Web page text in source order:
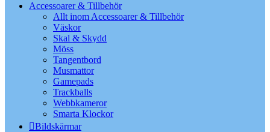
Accessoarer & Tillbehör
Allt inom Accessoarer & Tillbehör
Väskor
Skal & Skydd
Möss
Tangentbord
Musmattor
Gamepads
Trackballs
Webbkameror
Smarta Klockor
Bildskärmar